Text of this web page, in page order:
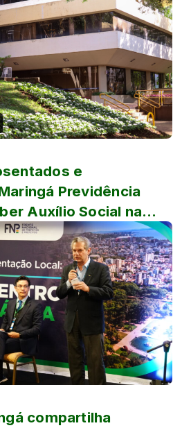
e
Previdência
Auxílio Social na
compartilha